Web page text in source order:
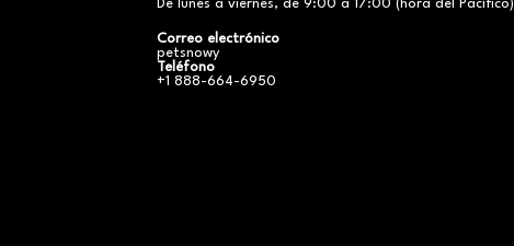
De lunes a viernes, de 9:00 a 17:00 (hora del Pacífico)
Correo electrónico
petsnowy
Teléfono
+1 888-664-6950